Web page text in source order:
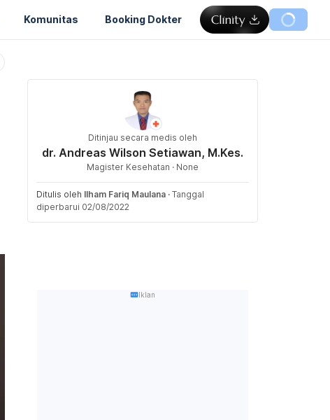
Komunitas Booking Dokter
Ditinjau secara medis oleh
dr. Andreas Wilson Setiawan, M.Kes.
Magister Kesehatan · None
Ditulis oleh Ilham Fariq Maulana · Tanggal
diperbarui 02/08/2022
Iklan